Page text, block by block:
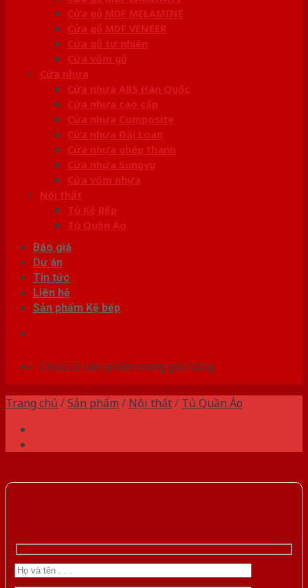
Cửa gỗ MDF MELAMINE
Cửa gỗ MDF VENEER
Cửa gỗ tự nhiên
Cửa vòm gỗ
Cửa nhựa
Cửa nhựa ABS Hàn Quốc
Cửa nhựa cao cấp
Cửa nhựa Composite
Cửa nhựa Đài Loan
Cửa nhựa ghép thanh
Cửa nhựa Sungyu
Cửa vòm nhựa
Nội thất
Tủ Kệ Bếp
Tủ Quần Áo
Báo giá
Dự án
Tin tức
Liên hệ
Sản phẩm Kệ bếp
Chưa có sản phẩm trong giỏ hàng.
Trang chủ /Sản phẩm / Nội thất/ Tủ Quần Áo